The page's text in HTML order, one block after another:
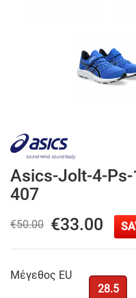
Asics-Jolt-4-
407
€50.00 €33.00
Μέγεθος EU
28.5